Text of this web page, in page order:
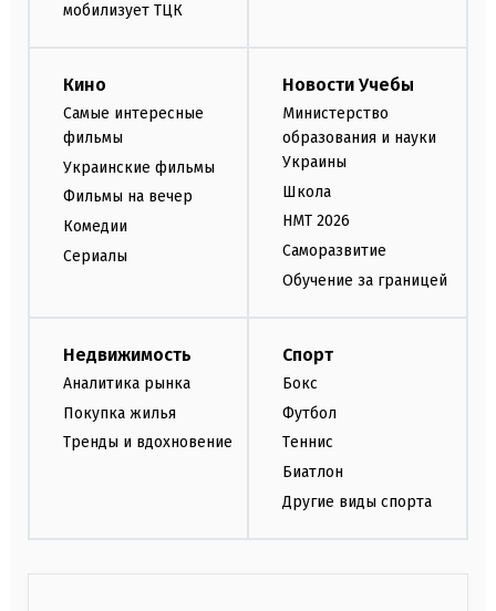
мобилизует ТЦК
Кино
Самые интересные
фильмы
Украинские фильмы
Фильмы на вечер
Комедии
Сериалы
Новости Учебы
Министерство
образования и науки
Украины
Школа
НМТ 2026
Саморазвитие
Обучение за границей
Недвижимость
Аналитика рынка
Покупка жилья
Тренды и вдохновение
Спорт
Бокс
Футбол
Теннис
Биатлон
Другие виды спорта